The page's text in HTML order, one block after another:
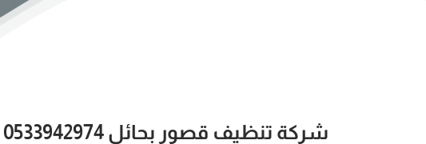
شركة تنظيف قصور بحائل 0533942974